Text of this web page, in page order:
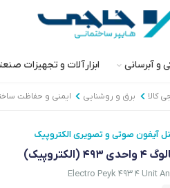
و آبرسانی ابزارآلات و تجهیزات
کالا برق و روشنایی ایمنی و حفاظت
آیفون صوتی و تصویری الکتروپیک
Electro Peyk 493 4 Unit